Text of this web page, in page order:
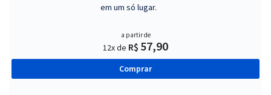
em um só lugar.
a partir de
12x de R$ 57,90
Comprar